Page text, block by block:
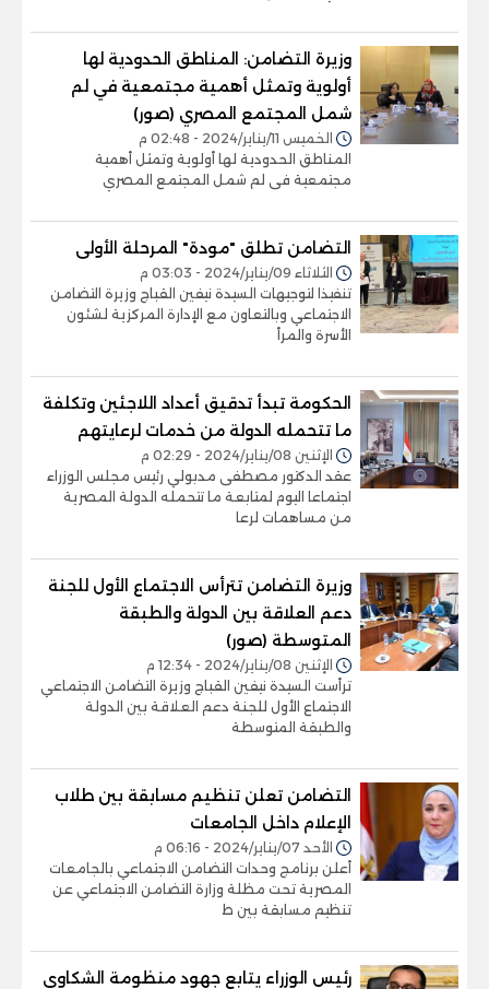
وزيرة التضامن: المناطق الحدودية لها
أولوية وتمثل أهمية مجتمعية في لم
شمل المجتمع المصري (صور)
الخميس 11/يناير/2024 - 02:48 م
المناطق الحدودية لها أولوية وتمثل أهمية
مجتمعية فى لم شمل المجتمع المصري
التضامن تطلق "مودة" المرحلة الأولى
الثلاثاء 09/يناير/2024 - 03:03 م
تنفيذا لتوجيهات السيدة نيفين القباج وزيرة التضامن
الاجتماعي وبالتعاون مع الإدارة المركزية لشئون
الأسرة والمرأ
الحكومة تبدأ تدقيق أعداد اللاجئين وتكلفة
ما تتحمله الدولة من خدمات لرعايتهم
الإثنين 08/يناير/2024 - 02:29 م
عقد الدكتور مصطفى مدبولي رئيس مجلس الوزراء
اجتماعا اليوم لمتابعة ما تتحمله الدولة المصرية
من مساهمات لرعا
وزيرة التضامن تترأس الاجتماع الأول للجنة
دعم العلاقة بين الدولة والطبقة
المتوسطة (صور)
الإثنين 08/يناير/2024 - 12:34 م
ترأست السيدة نيفين القباج وزيرة التضامن الاجتماعي
الاجتماع الأول للجنة دعم العلاقة بين الدولة
والطبقة المتوسطة
التضامن تعلن تنظيم مسابقة بين طلاب
الإعلام داخل الجامعات
الأحد 07/يناير/2024 - 06:16 م
أعلن برنامج وحدات التضامن الاجتماعي بالجامعات
المصرية تحت مظلة وزارة التضامن الاجتماعي عن
تنظيم مسابقة بين ط
رئيس الوزراء يتابع جهود منظومة الشكاوى